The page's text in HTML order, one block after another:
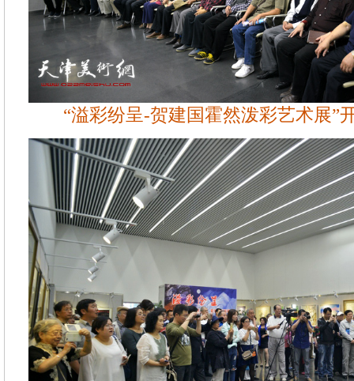
“溢彩纷呈-贺建国霍然泼彩艺术展”